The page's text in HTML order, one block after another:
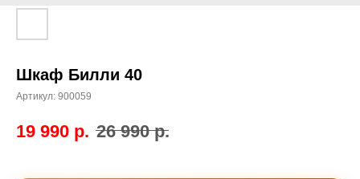
Шкаф Билли 40
Артикул: 900059
19 990 р. 26 990 р.